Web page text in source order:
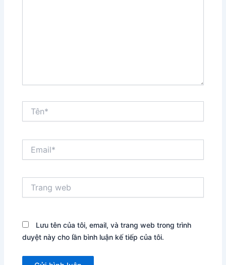
web
Lưu tên của tôi, email, và trang web trong trình
duyệt này cho lần bình luận kế tiếp của tôi.